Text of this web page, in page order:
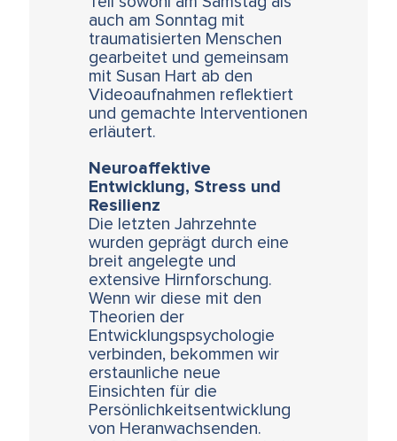
auch am Sonntag mit
traumatisierten Menschen
gearbeitet und gemeinsam
mit Susan Hart ab den
Videoaufnahmen reflektiert
und gemachte Interventionen
erläutert.
Neuroaffektive
Entwicklung, Stress und
Resilienz
Die letzten Jahrzehnte
wurden geprägt durch eine
breit angelegte und
extensive Hirnforschung.
Wenn wir diese mit den
Theorien der
Entwicklungspsychologie
verbinden, bekommen wir
erstaunliche neue
Einsichten für die
Persönlichkeitsentwicklung
von Heranwachsenden.